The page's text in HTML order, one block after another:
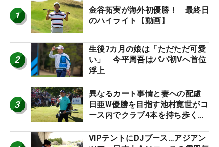
1
金谷拓実が海外初優勝！ 最終日
のハイライト【動画】
2
生後7カ月の娘は「ただただ可愛
い」 今平周吾はパパ初Vへ首位
浮上
3
異なるカート事情と妻への配慮
日亜W優勝を目指す池村寛世がコ
ース内でクラブ4本を持ち歩く理
VIPテントにDJブース…アジアン